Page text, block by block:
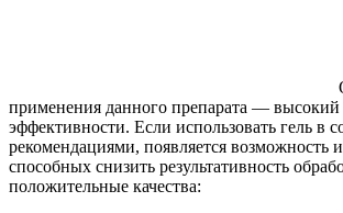
применения данного препарата — высокий
эффективности. Если использовать гель в
рекомендациями, появляется возможность
способных снизить результативность
положительные качества: